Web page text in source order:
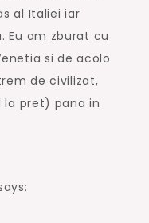
al Italiei iar
Eu am zburat cu
si de acolo
de civilizat,
la pret) pana in